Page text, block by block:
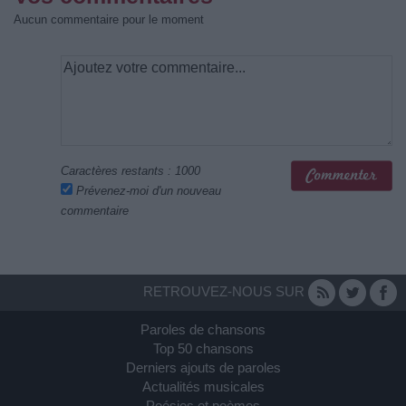
Aucun commentaire pour le moment
Caractères restants : 1000
Prévenez-moi d'un nouveau
commentaire
RETROUVEZ-NOUS SUR
Paroles de chansons
Top 50 chansons
Derniers ajouts de paroles
Actualités musicales